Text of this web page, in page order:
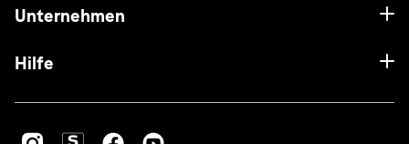
Unternehmen
Hilfe